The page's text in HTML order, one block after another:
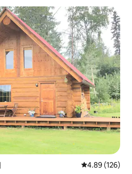
평점 4.89점(5
4.89 (126)